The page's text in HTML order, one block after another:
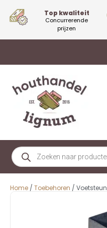
Top kwaliteit
Concurrerende
prijzen
Home / Toebehoren / Voetsteun